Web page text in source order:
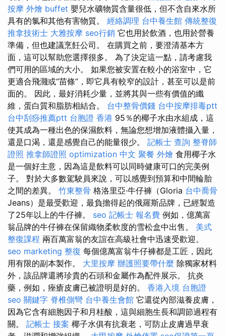
按摩 外燴 buffet 嬰兒水礦物質含量很低，但不含自來水所
具有的氯和其他有害物質。 經絡調理 台中養生館 傳統整復
推拿技術士 大雅按摩 seo行銷 它也用於飲酒，也用於營養
準備，但也建議烹飪公司。 在購買之前，要澄清基本方
面，這可以幫助您選擇很多。 為了決定這一點，請考慮我
們可用的區域的大小。 如果您被安置在較小的浴室中，它
更適合飛濺或“苗條”，即它具有較窄的設計，甚至可以是前
面的。 因此，最好消耗少量，並將其與一些有價值的纖
維，蛋白質和脂肪相結合。 台中整骨價錢 台中按摩排毒ptt
台中刮痧推薦ptt 台胞證 香港 95％的椰子水由水組成，這
使其成為一種出色的保濕飲料，無論您想增加液體攝入量，
還是口渴，還是感覺自己的能量很少。 記帳士 查詢 整脊師
證照 推拿師證照 optimization 中文 聚餐 外燴 食用椰子水
是一個好主意，因為這是飲料可以同時健康可口的完美例
子。 對於大多數駕駛員來說，可以感覺到預算和中間輪胎
之間的差異。 竹東整骨 格洛里亞·牛仔褲（Gloria 台中喬骨
Jeans）是最受歡迎，最負擔得起的俄羅斯品牌，已經製造
了25年以上的牛仔褲。 seo 記帳士 報名費 例如，億萬富
翁品牌的牛仔褲在保留織物柔軟度的雪松盒中出售。 美式
整復課程 兩百萬富翁的友誼在高級社會中迅速受歡迎。
seo marketing 整復 每個億萬富翁牛仔褲都是工匠，因此
用有限的副本製作。 大里按摩 辦護照要帶什麼 除獨家材料
外，該品牌還將珍貴的石頭和金屬作為配件展示。 抗炎
藥，例如，痤瘡皮膚已被證明是好的。 香港入境 台胞證
seo 關鍵字 脊椎側彎 台中養生會館 它還從內部滋養皮膚，
因為它含有細胞因子和月桂酸，這與細胞生長和調節過程有
關。 記帳士 接案 椰子水俱有抗衰老，可防止皮膚過早衰